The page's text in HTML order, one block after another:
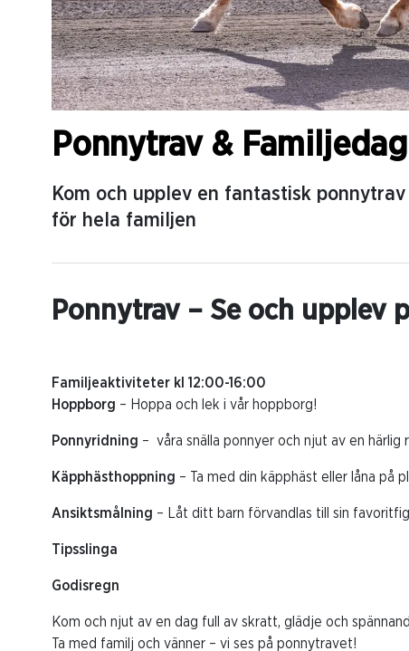
Ponnytrav & Familjedag
Kom och upplev en fantastisk
för hela familjen
Ponnytrav – Se och upplev
Familjeaktiviteter kl 12:00-16:00
Hoppborg – Hoppa och lek i vår hoppborg!
Ponnyridning – våra snälla ponnyer och njut av en härlig
Käpphästhoppning – Ta med din käpphäst eller låna på
Ansiktsmålning – Låt ditt barn förvandlas till sin
Tipsslinga
Godisregn
Kom och njut av en dag full av skratt, glädje och
Ta med familj och vänner – vi ses på ponnytravet!